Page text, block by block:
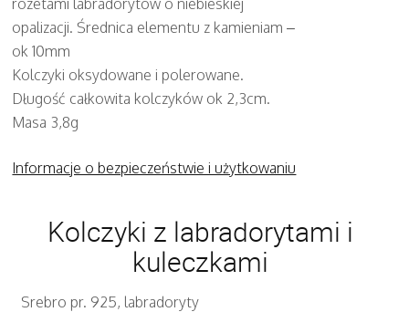
opalizacji. Średnica elementu z kamieniam –
ok 10mm
Kolczyki oksydowane i polerowane.
Długość całkowita kolczyków ok 2,3cm.
Masa 3,8g
Informacje o bezpieczeństwie i użytkowaniu
Kolczyki z labradorytami i
kuleczkami
Srebro pr. 925, labradoryty